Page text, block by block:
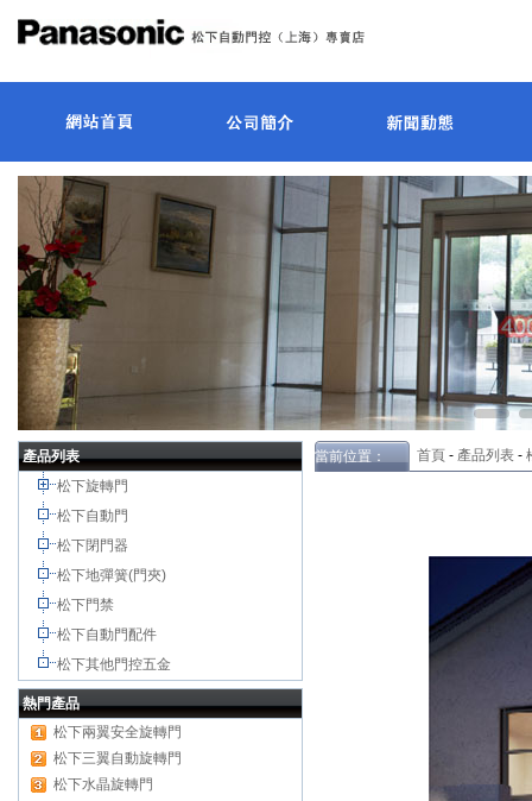
產品列表
松下旋轉門
松下自動門
松下閉門器
松下地彈簧(門夾)
松下門禁
松下自動門配件
松下其他門控五金
熱門產品
松下兩翼安全旋轉門
松下三翼自動旋轉門
松下水晶旋轉門
當前位置： 首頁 - 產品列表 -